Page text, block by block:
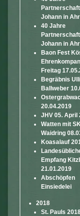
Johann in
40 Jahre
Johann in
Baon Fest
Freitag
Begräbnis Ulli
Ballweber
20.04.2019
JHV 05. April
Watten mit
Waidring
Koasalauf
Empfang
21.01.2019
Abschöpfen
Einsiedelei
2018
St. Pauls